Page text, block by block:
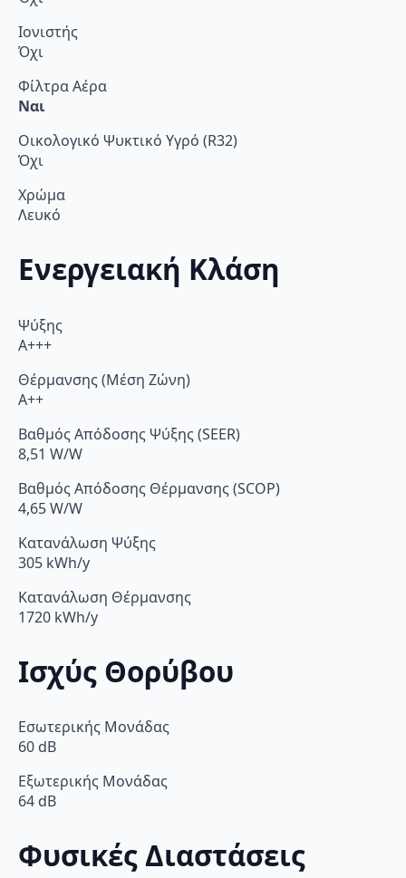
Ιονιστής
Όχι
Φίλτρα Αέρα
Ναι
Οικολογικό Ψυκτικό Υγρό (R32)
Όχι
Χρώμα
Λευκό
Ενεργειακή Κλάση
Ψύξης
A+++
Θέρμανσης (Μέση Ζώνη)
A++
Βαθμός Απόδοσης Ψύξης (SEER)
8,51 W/W
Βαθμός Απόδοσης Θέρμανσης (SCOP)
4,65 W/W
Κατανάλωση Ψύξης
305 kWh/y
Κατανάλωση Θέρμανσης
1720 kWh/y
Ισχύς Θορύβου
Εσωτερικής Μονάδας
60 dB
Εξωτερικής Μονάδας
64 dB
Φυσικές Διαστάσεις